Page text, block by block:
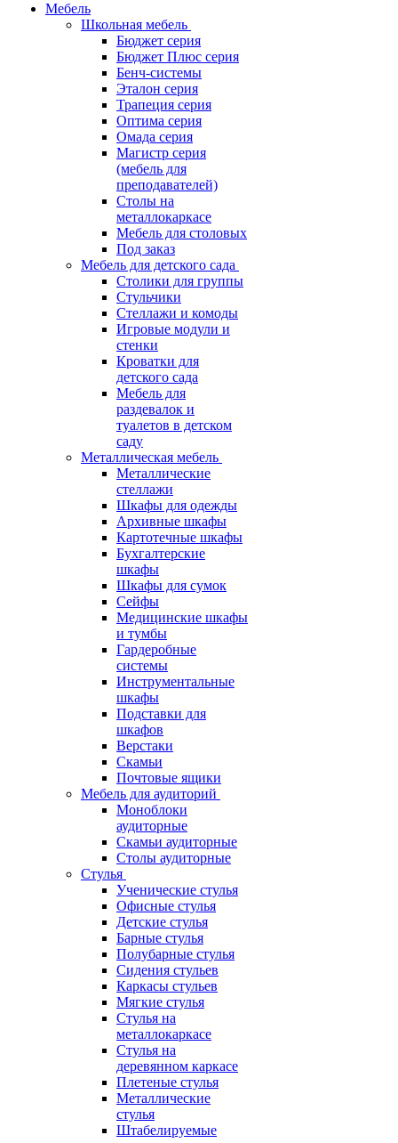
Мебель
Школьная мебель
Бюджет серия
Бюджет Плюс серия
Бенч-системы
Эталон серия
Трапеция серия
Оптима серия
Омада серия
Магистр серия
(мебель для
преподавателей)
Столы на
металлокаркасе
Мебель для столовых
Под заказ
Мебель для детского сада
Столики для группы
Стульчики
Стеллажи и комоды
Игровые модули и
стенки
Кроватки для
детского сада
Мебель для
раздевалок и
туалетов в детском
саду
Металлическая мебель
Металлические
стеллажи
Шкафы для одежды
Архивные шкафы
Картотечные шкафы
Бухгалтерские
шкафы
Шкафы для сумок
Сейфы
Медицинские шкафы
и тумбы
Гардеробные
системы
Инструментальные
шкафы
Подставки для
шкафов
Верстаки
Скамьи
Почтовые ящики
Мебель для аудиторий
Моноблоки
аудиторные
Скамьи аудиторные
Столы аудиторные
Стулья
Ученические стулья
Офисные стулья
Детские стулья
Барные стулья
Полубарные стулья
Сидения стульев
Каркасы стульев
Мягкие стулья
Стулья на
металлокаркасе
Стулья на
деревянном каркасе
Плетеные стулья
Металлические
стулья
Штабелируемые